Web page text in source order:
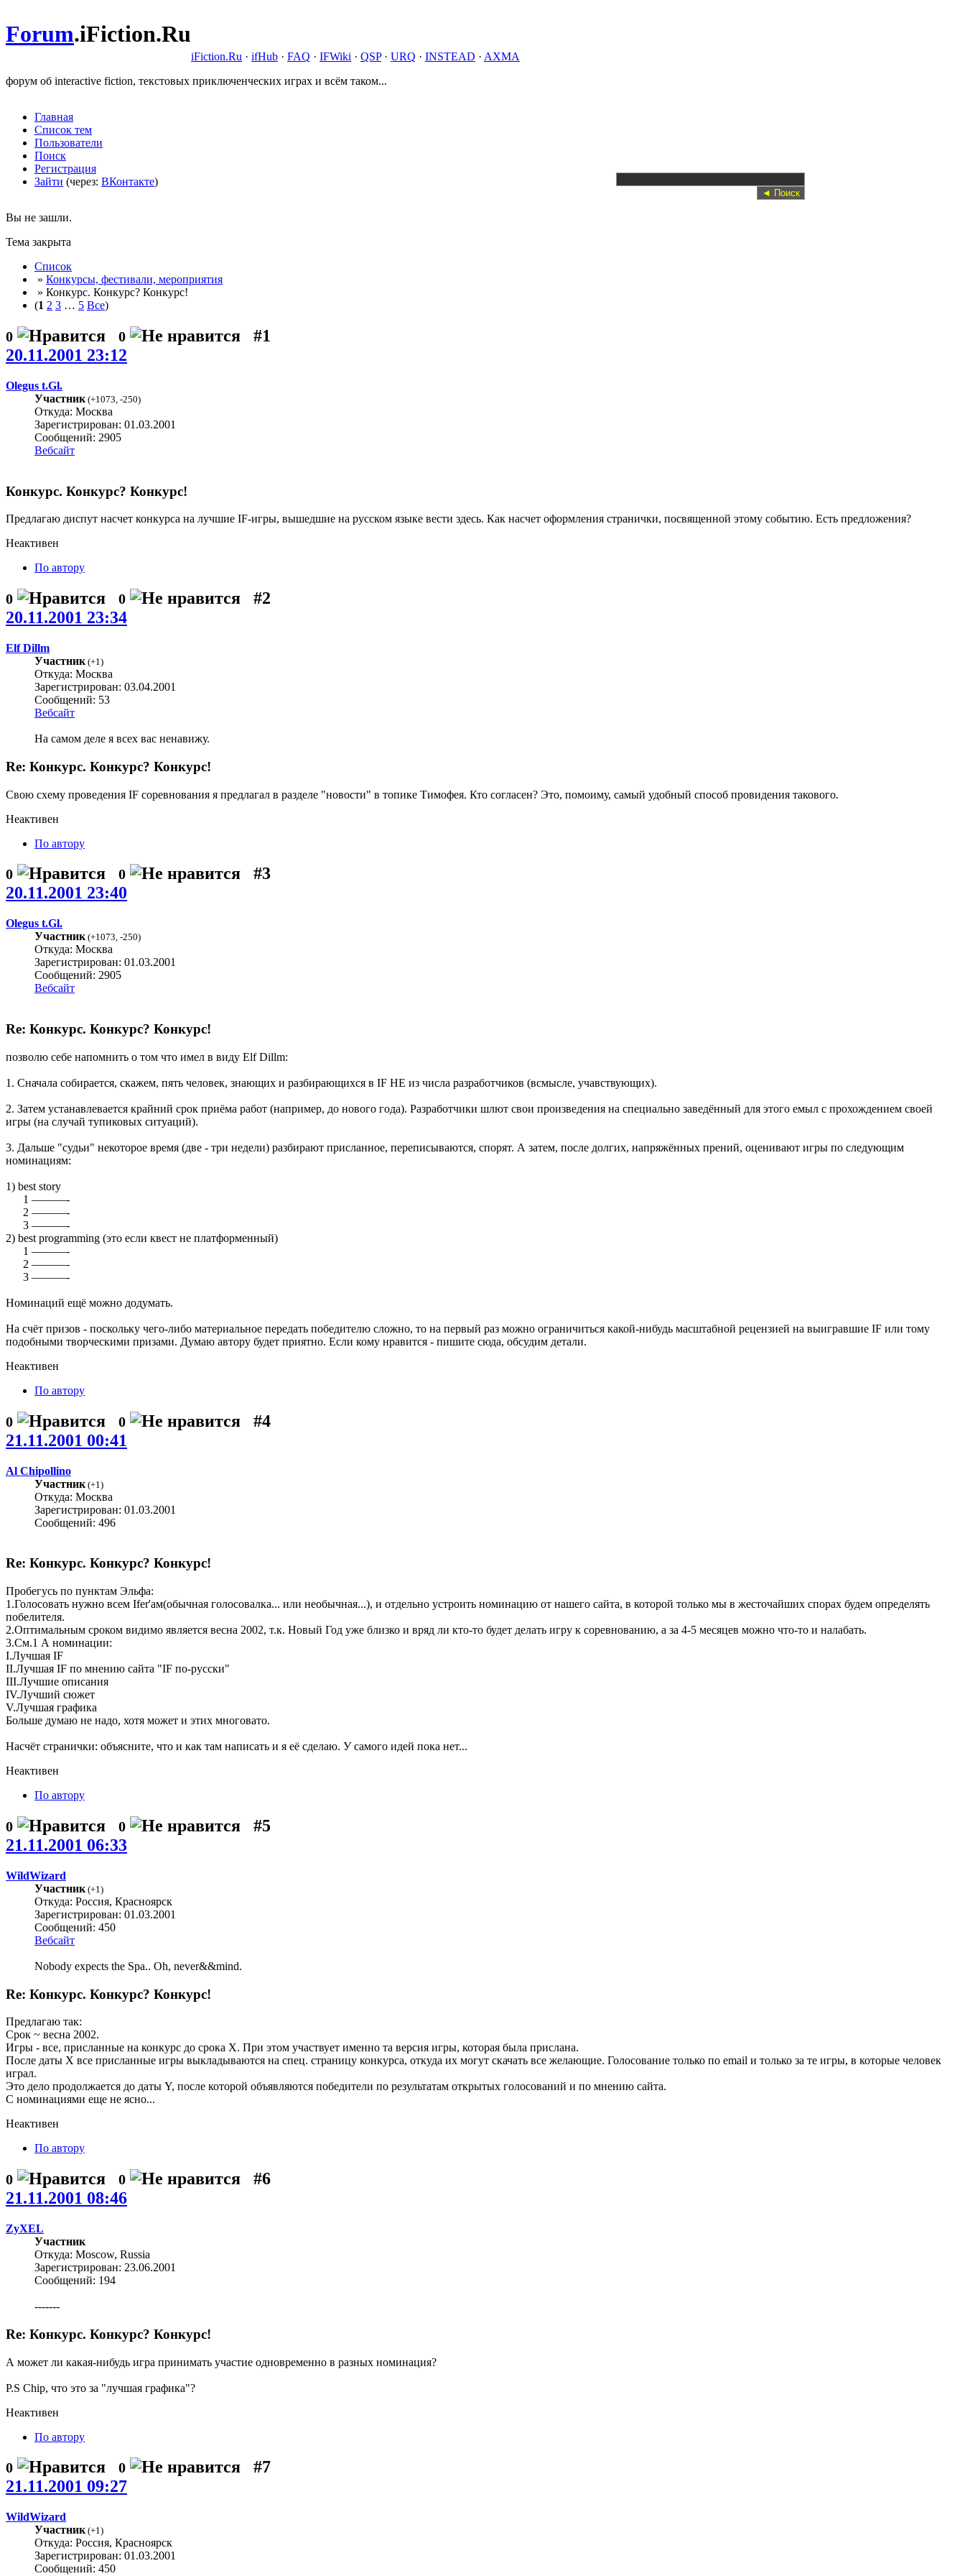
Forum.iFiction.Ru
iFiction.Ru · ifHub · FAQ · IFWiki · QSP· URQ · INSTEAD · AXMA
форум об interactive fiction, текстовых приключенческих играх и всём таком...
Главная
Список тем
Пользователи
Поиск
Регистрация
Зайти (через: ВКонтакте)
Вы не зашли.
Тема закрыта
Список
» Конкурсы, фестивали, мероприятия
» Конкурс. Конкурс? Конкурс!
(1 2 3 … 5 Все)
0 0
#1
20.11.2001 23:12
Olegus t.Gl.
Участник (+1073 -250)
Откуда: Москва
Зарегистрирован: 01.03.2001
Сообщений: 2905
Вебсайт
Конкурс. Конкурс? Конкурс!
Предлагаю диспут насчет конкурса на лучшие IF-игры, вышедшие на русском языке вести здесь. Как насчет оформления странички, посвященной этому событию. Есть предложения?
Неактивен
По автору
0 0
#2
20.11.2001 23:34
Elf Dillm
Участник(+1)
Откуда: Москва
Зарегистрирован: 03.04.2001
Сообщений: 53
Вебсайт
На самом деле я всех вас ненавижу.
Re: Конкурс. Конкурс? Конкурс!
Свою схему проведения IF соревнования я предлагал в разделе "новости" в топике Тимофея. Кто согласен? Это, помоиму, самый удобный способ провидения такового.
Неактивен
По автору
0 0
#3
20.11.2001 23:40
Olegus t.Gl.
Участник(+1073, -250)
Откуда: Москва
Зарегистрирован: 01.03.2001
Сообщений: 2905
Вебсайт
Re: Конкурс. Конкурс? Конкурс!
позволю себе напомнить о том что имел в виду Elf Dillm:
1. Сначала собирается, скажем, пять человек, знающих и разбирающихся в IF НЕ из числа разработчиков (всмысле, учавствующих).
2. Затем устанавлевается крайний срок приёма работ (например, до нового года). Разработчики шлют свои произведения на специально заведённый для этого емыл с прохождением своей
игры (на случай тупиковых ситуаций).
3. Дальше "судьи" некоторое время (две - три недели) разбирают присланное, переписываются, спорят. А затем, после долгих, напряжённых прений, оценивают игры по следующим
номинациям:
1) best story
1 ———-
2 ———-
3 ———-
2) best programming (это если квест не платформенный)
1 ———-
2 ———-
3 ———-
Номинаций ещё можно додумать.
На счёт призов - поскольку чего-либо материальное передать победителю сложно, то на первый раз можно ограничиться какой-нибудь масштабной рецензией на выигравшие IF или тому
подобными творческими призами. Думаю автору будет приятно. Если кому нравится - пишите сюда, обсудим детали.
Неактивен
По автору
0 0
#4
21.11.2001 00:41
Al Chipollino
Участник (+1 )
Откуда: Москва
Зарегистрирован: 01.03.2001
Сообщений: 496
Re: Конкурс. Конкурс? Конкурс!
Пробегусь по пунктам Эльфа:
1.Голосовать нужно всем Ifer'aм(обычная голосовалка... или необычная...), и отдельно устроить номинацию от нашего сайта, в которой только мы в жесточайших спорах будем определять
побелителя.
2.Оптимальным сроком видимо является весна 2002, т.к. Новый Год уже близко и вряд ли кто-то будет делать игру к соревнованию, а за 4-5 месяцев можно что-то и налабать.
3.См.1 А номинации:
I.Лучшая IF
II.Лучшая IF по мнению сайта "IF по-русски"
III.Лучшие описания
IV.Лучший сюжет
V.Лучшая графика
Больше думаю не надо, хотя может и этих многовато.
Насчёт странички: объясните, что и как там написать и я её сделаю. У самого идей пока нет...
Неактивен
По автору
0 0
#5
21.11.2001 06:33
WildWizard
Участник (+1 )
Откуда: Россия, Красноярск
Зарегистрирован: 01.03.2001
Сообщений: 450
Вебсайт
Nobody expects the Spa.. Oh, never&&mind.
Re: Конкурс. Конкурс? Конкурс!
Предлагаю так:
Срок ~ весна 2002.
Игры - все, присланные на конкурс до срока X. При этом участвует именно та версия игры, которая была прислана.
После даты X все присланные игры выкладываются на спец. страницу конкурса, откуда их могут скачать все желающие. Голосование только по email и только за те игры, в которые человек
играл.
Это дело продолжается до даты Y, после которой объявляются победители по результатам открытых голосований и по мнению сайта.
С номинациями еще не ясно...
Неактивен
По автору
0 0
#6
21.11.2001 08:46
ZyXEL
Участник
Откуда: Moscow, Russia
Зарегистрирован: 23.06.2001
Сообщений: 194
-------
Re: Конкурс. Конкурс? Конкурс!
А может ли какая-нибудь игра принимать участие одновременно в разных номинация?
P.S Chip, что это за "лучшая графика"?
Неактивен
По автору
0 0
#7
21.11.2001 09:27
WildWizard
Участник(+1)
Откуда: Россия, Красноярск
Зарегистрирован: 01.03.2001
Сообщений: 450